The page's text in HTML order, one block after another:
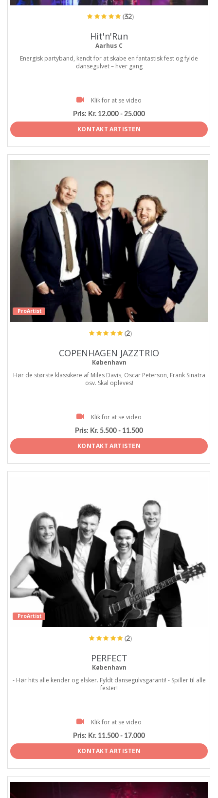
(32)
Hit'n'Run
Aarhus C
Energisk partyband, kendt for at skabe en fantastisk fest og fylde
dansegulvet – hver gang
Klik for at se video
Pris: Kr. 12.000 - 25.000
KONTAKT ARTISTEN
ProArtist
(2)
COPENHAGEN JAZZTRIO
København
Hør de største klassikere af Miles Davis, Oscar Peterson, Frank Sinatra
osv. Skal opleves!
Klik for at se video
Pris: Kr. 5.500 - 11.500
KONTAKT ARTISTEN
ProArtist
(2)
PERFECT
København
- Hør hits alle kender og elsker. Fyldt dansegulvsgaranti! - Spiller til alle
fester!
Klik for at se video
Pris: Kr. 11.500 - 17.000
KONTAKT ARTISTEN